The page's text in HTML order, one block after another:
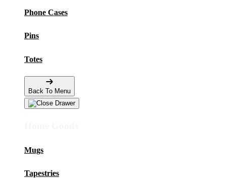
Phone Cases
Pins
Totes
Back To Menu
Mugs
Tapestries